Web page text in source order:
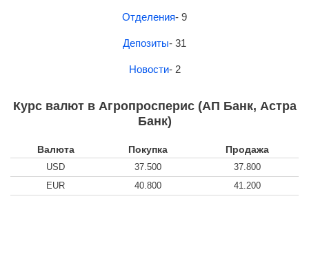
Отделения- 9
Депозиты- 31
Новости- 2
Курс валют в Агропросперис (АП Банк, Астра
Банк)
Валюта Покупка Продажа
USD 37.500
37.800
EUR
40.800 41.200